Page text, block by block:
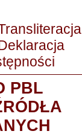
PBL